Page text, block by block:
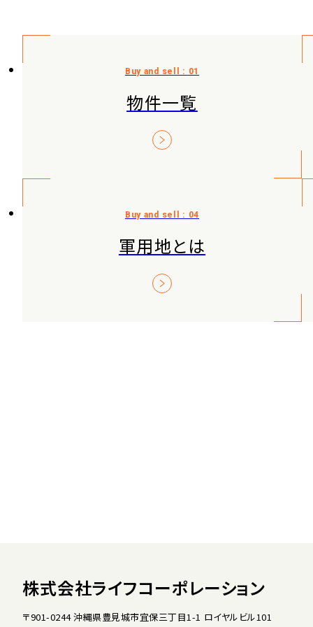
物件一覧
軍用地とは
株式会社ライフコーポレーション
〒901-0244 沖縄県豊見城市宜保三丁目1-1 ロイヤルビル101